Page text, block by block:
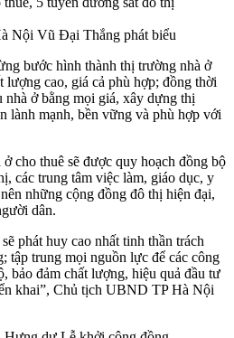
Nội Vũ Đại Thắng phát biểu
bước hình thành thị trường nhà ở
lượng cao, giá cả phù hợp; đồng thời
nhà ở bằng mọi giá, xây dựng thị
lành mạnh, bền vững và phù hợp với
cho thuê sẽ được quy hoạch đồng bộ
các trung tâm việc làm, giáo dục, y
những cộng đồng đô thị hiện đại,
dân.
phát huy cao nhất tinh thần trách
tập trung mọi nguồn lực để các công
bảo đảm chất lượng, hiệu quả đầu tư
khai”, Chủ tịch UBND TP Hà Nội